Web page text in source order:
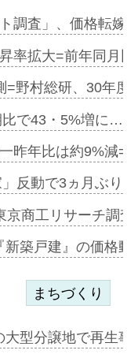
調査」、価格転
率拡大=前年同
=野村総研、30年
比で43・5%増に…
昨年比は約9%
反動で3ヵ月ぶ
京商工リサーチ
新築戸建』の価
まちづくり
大型分譲地で再